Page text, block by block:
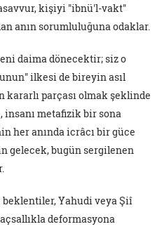
kişiyi "ibnü'l-vakt"
anın sorumluluğuna odaklar.
daima dönecektir; siz o
ilkesi de bireyin asıl
parçası olmak şeklinde
insanı metafizik bir sona
her anında icrâcı bir güce
gelecek, bugün sergilenen
Yahudi veya Şiî
deformasyona